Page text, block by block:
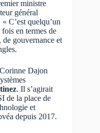
ministre
général
C’est quelqu’un
en termes de
de gouvernance et
Dajon
. Il s’agirait
de la place de
et
depuis 2017.